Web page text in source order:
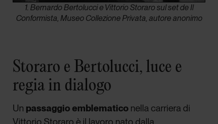
1. Bernardo Bertolucci e Vittorio Storaro sul set de Il
Conformista, Museo Collezione Privata, autore anonimo
Storaro e Bertolucci, luce e
regia in dialogo
Un passaggio emblematico nella carriera di